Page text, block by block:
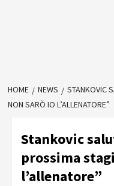
HOME NEWS
STANKOVIC
NON SARÒ IO L’ALLENATORE”
Stankovic
prossima
l’allenatore”